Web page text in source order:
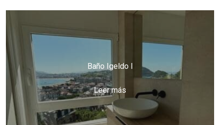
Baño Igeldo I
Leer más